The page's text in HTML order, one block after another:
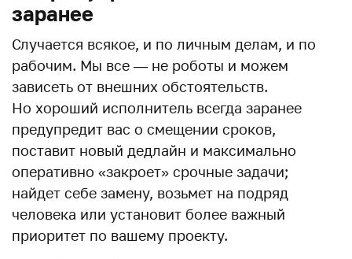
заранее
Случается всякое, и по личным делам, и по
рабочим. Мы все — не роботы и можем
зависеть от внешних обстоятельств.
Но хороший исполнитель всегда заранее
предупредит вас о смещении сроков,
поставит новый дедлайн и максимально
оперативно «закроет» срочные задачи;
найдет себе замену, возьмет на подряд
человека или установит более важный
приоритет по вашему проекту.